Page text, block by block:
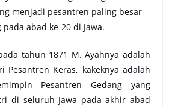
menjadi pesantren paling besar
abad ke-20 di Jawa.
tahun 1871 M. Ayahnya adalah
Pesantren Keras, kakeknya adalah
Pesantren Gedang yang
di seluruh Jawa pada akhir abad